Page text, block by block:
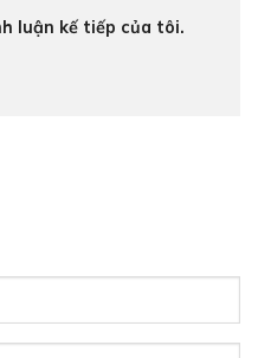
luận kế tiếp của tôi.